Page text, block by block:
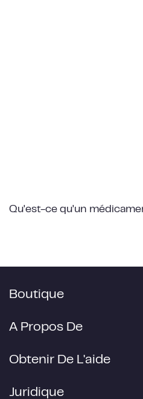
Qu'est-ce qu'un
Boutique
A Propos De
Obtenir De L'aide
Juridique